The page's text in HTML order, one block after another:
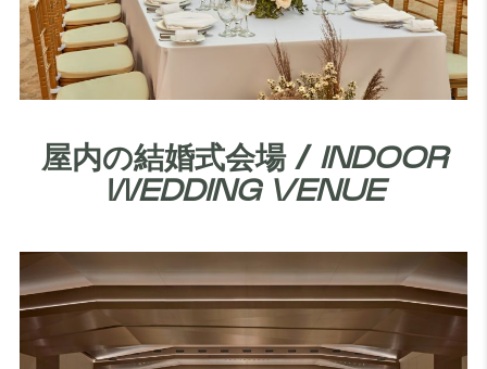
屋内の結婚式会場 / INDOOR
WEDDING VENUE